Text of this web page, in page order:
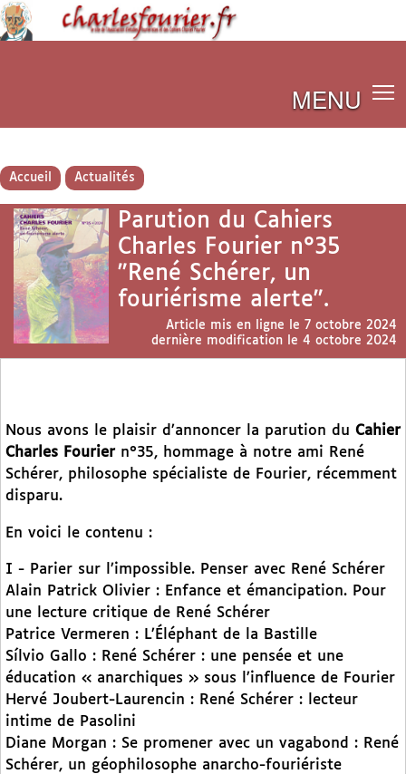
MENU
Accueil Actualités
Parution du Cahiers
Charles Fourier n°35
"René Schérer, un
fouriérisme alerte".
Article mis en ligne le 7 octobre 2024
dernière modification le 4 octobre 2024
Nous avons le plaisir d’annoncer la parution du Cahier
Charles Fouriern°35, hommage à notre ami René
Schérer, philosophe spécialiste de Fourier, récemment
disparu.
En voici le contenu :
I - Parier sur l’impossible. Penser avec René Schérer
Alain Patrick Olivier : Enfance et émancipation. Pour
une lecture critique de René Schérer
Patrice Vermeren : L’Éléphant de la Bastille
Sílvio Gallo : René Schérer : une pensée et une
éducation « anarchiques » sous l’influence de Fourier
Hervé Joubert-Laurencin : René Schérer : lecteur
intime de Pasolini
Diane Morgan : Se promener avec un vagabond : René
Schérer, un géophilosophe anarcho-fouriériste